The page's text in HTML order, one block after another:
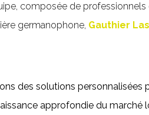
composée de
germanophone, Gauthier
des solutions
approfondie du marché